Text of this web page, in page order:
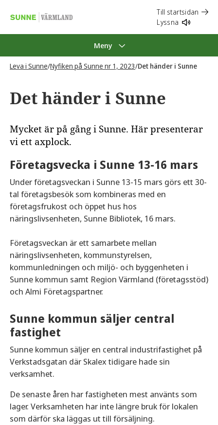
Till startsidan
Lyssna
Meny
Leva i Sunne/Nyfiken på Sunne nr 1, 2023/Det händer i Sunne
Det händer i Sunne
Mycket är på gång i Sunne. Här presenterar
vi ett axplock.
Företagsvecka i Sunne 13-16 mars
Under företagsveckan i Sunne 13-15 mars görs ett 30-
tal företagsbesök som kombineras med en
företagsfrukost och öppet hus hos
näringslivsenheten, Sunne Bibliotek, 16 mars.
Företagsveckan är ett samarbete mellan
näringslivsenheten, kommunstyrelsen,
kommunledningen och miljö- och byggenheten i
Sunne kommun samt Region Värmland (företagsstöd)
och Almi Företagspartner.
Sunne kommun säljer central
fastighet
Sunne kommun säljer en central industrifastighet på
Verkstadsgatan där Skalex tidigare hade sin
verksamhet.
De senaste åren har fastigheten mest använts som
lager. Verksamheten har inte längre bruk för lokalen
som därför ska läggas ut till försäljning.